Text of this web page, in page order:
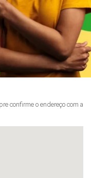
confirme o endereço com a